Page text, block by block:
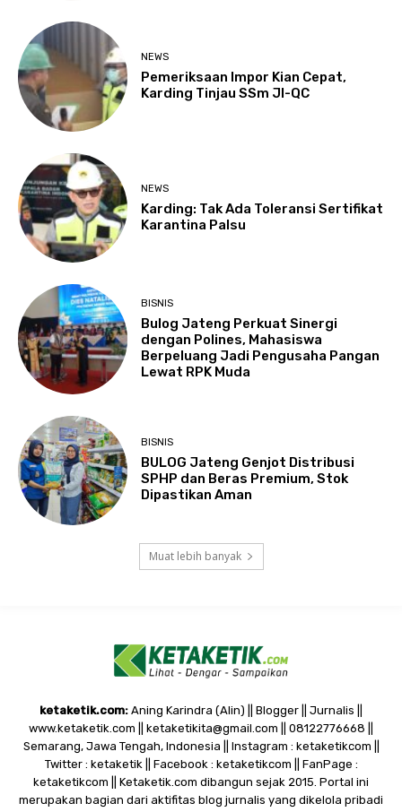
NEWS
Pemeriksaan Impor Kian Cepat,
Karding Tinjau SSm JI-QC
NEWS
Karding: Tak Ada Toleransi Sertifikat
Karantina Palsu
BISNIS
Bulog Jateng Perkuat Sinergi
dengan Polines, Mahasiswa
Berpeluang Jadi Pengusaha Pangan
Lewat RPK Muda
BISNIS
BULOG Jateng Genjot Distribusi
SPHP dan Beras Premium, Stok
Dipastikan Aman
Muat lebih banyak
ketaketik.com: Aning Karindra (Alin) || Blogger || Jurnalis ||
www.ketaketik.com || ketaketikita@gmail.com || 08122776668 ||
Semarang, Jawa Tengah, Indonesia || Instagram : ketaketikcom ||
Twitter : ketaketik || Facebook : ketaketikcom || FanPage :
ketaketikcom || Ketaketik.com dibangun sejak 2015. Portal ini
merupakan bagian dari aktifitas blog jurnalis yang dikelola pribadi